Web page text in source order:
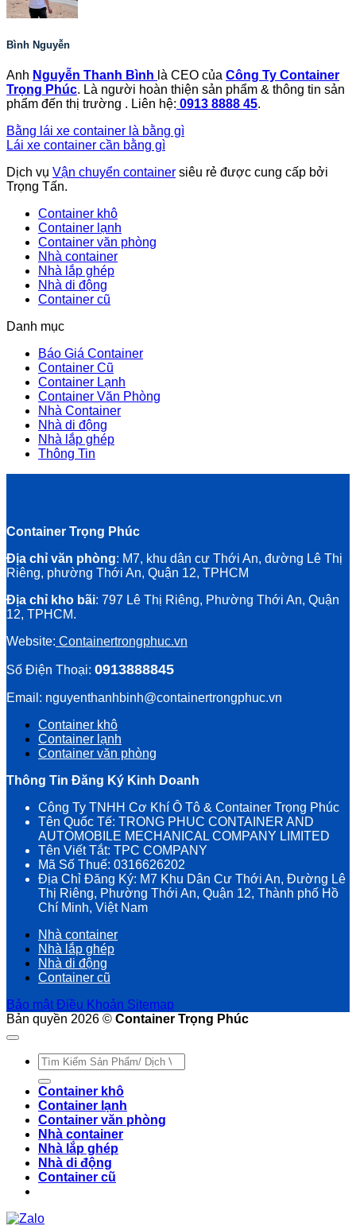
Bình Nguyễn
Anh Nguyễn Thanh Bình là CEO của Công Ty Container
Trọng Phúc. Là người hoàn thiện sản phẩm & thông tin sản
phẩm đến thị trường . Liên hệ: 0913 8888 45.
Bằng lái xe container là bằng gì
Lái xe container cần bằng gì
Dịch vụ Vận chuyển container siêu rẻ được cung cấp bởi
Trọng Tấn.
Container khô
Container lạnh
Container văn phòng
Nhà container
Nhà lắp ghép
Nhà di động
Container cũ
Danh mục
Báo Giá Container
Container Cũ
Container Lạnh
Container Văn Phòng
Nhà Container
Nhà di động
Nhà lắp ghép
Thông Tin
Container Trọng Phúc
Địa chỉ văn phòng: M7, khu dân cư Thới An, đường Lê Thị
Riêng, phường Thới An, Quận 12, TPHCM
Địa chỉ kho bãi: 797 Lê Thị Riêng, Phường Thới An, Quận
12, TPHCM.
Website: Containertrongphuc.vn
Số Điện Thoại: 0913888845
Email: nguyenthanhbinh@containertrongphuc.vn
Container khô
Container lạnh
Container văn phòng
Thông Tin Đăng Ký Kinh Doanh
Công Ty TNHH Cơ Khí Ô Tô & Container Trọng Phúc
Tên Quốc Tế: TRONG PHUC CONTAINER AND
AUTOMOBILE MECHANICAL COMPANY LIMITED
Tên Viết Tắt: TPC COMPANY
Mã Số Thuế: 0316626202
Địa Chỉ Đăng Ký: M7 Khu Dân Cư Thới An, Đường Lê
Thị Riêng, Phường Thới An, Quận 12, Thành phố Hồ
Chí Minh, Việt Nam
Nhà container
Nhà lắp ghép
Nhà di động
Container cũ
Bảo mật Điều Khoản Sitemap
Bản quyền 2026 © Container Trọng Phúc
Tìm
kiếm:
Container khô
Container lạnh
Container văn phòng
Nhà container
Nhà lắp ghép
Nhà di động
Container cũ